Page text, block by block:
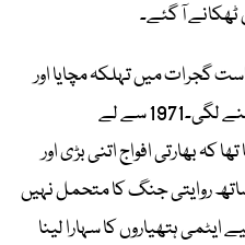
ٹھکانے آ گئے۔
گجرات میں تہلکہ مچایا اور
دہلی میں ایک بڑی اہم مارکیٹ جلنے لگی۔1971 سے لے
تھا کہ بھارتی افواج اتنی بڑی اور
روایتی جنگ کا متحمل نہیں
ایٹمی ہتھیاروں کا سہارا لینا